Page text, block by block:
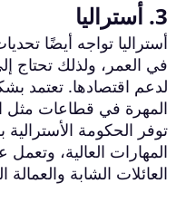
3. أستراليا
أستراليا تواجه أيضًا
في العمر، ولذلك تحتاج
لدعم اقتصادها. تعتمد
المهرة في قطاعات مثل
توفر الحكومة
المهارات العالية،
العائلات الشابة والعمالة